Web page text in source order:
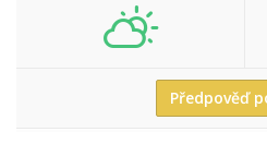
Předpověď